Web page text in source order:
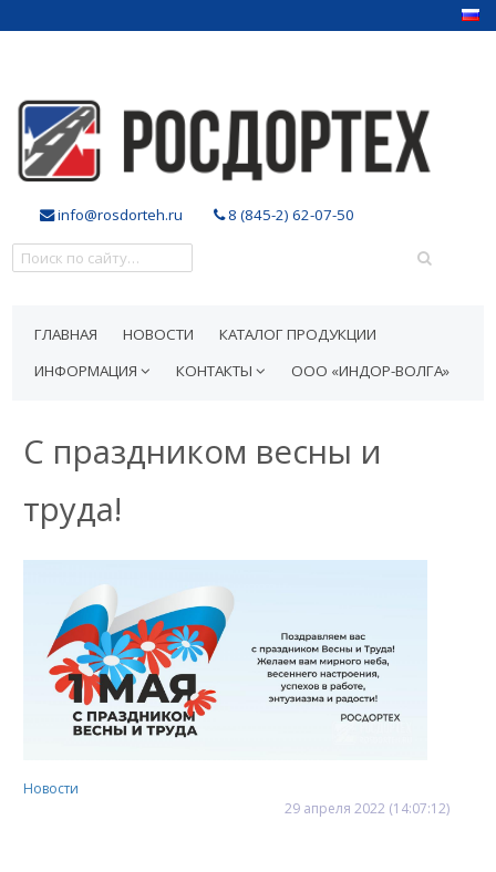
info@rosdorteh.ru 8 (845-2) 62-07-50
ГЛАВНАЯ НОВОСТИ
КАТАЛОГ ПРОДУКЦИИ
ИНФОРМАЦИЯ
КОНТАКТЫ ООО «ИНДОР-ВОЛГА»
С праздником весны и
труда!
Новости
29 апреля 2022 (14:07:12)